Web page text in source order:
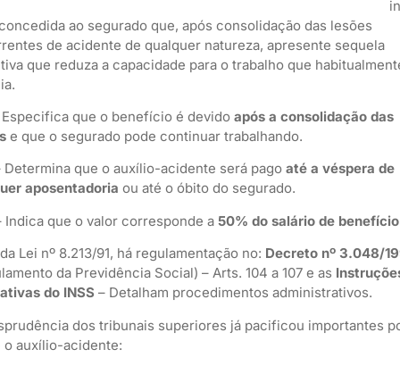
ao segurado que, após consolidação das lesões
de acidente de qualquer natureza, apresente sequela
que reduza a capacidade para o trabalho que
que o benefício é devido após a consolidação das
e que o segurado pode continuar trabalhando.
que o auxílio-acidente será pago até a véspera de
aposentadoria ou até o óbito do segurado.
Indica que o valor corresponde a 50% do salário de benefício
Lei nº 8.213/91, há regulamentação no: Decreto nº 3.048/
da Previdência Social) – Arts. 104 a 107 e as
do INSS – Detalham procedimentos administrativos.
dos tribunais superiores já pacificou importantes
o auxílio-acidente: